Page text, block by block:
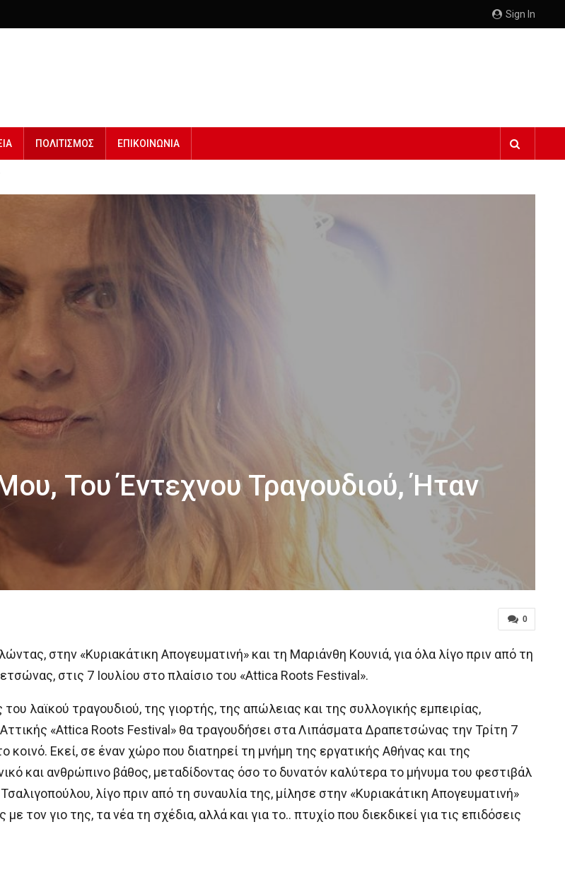
Sign In
ΠΟΛΙΤΙΣΜΟΣ ΕΠΙΚΟΙΝΩΝΙΑ
Του Έντεχνου Τραγουδιού, Ήταν
0
στην «Κυριακάτικη Απογευματινή» και τη Μαριάνθη Κουνιά, για όλα λίγο πριν από τη
στις 7 Ιουλίου στο πλαίσιο του «Attica Roots Festival».
λαϊκού τραγουδιού, της γιορτής, της απώλειας και της συλλογικής εμπειρίας,
«Attica Roots Festival» θα τραγουδήσει στα Λιπάσματα Δραπετσώνας την Τρίτη 7
κοινό. Εκεί, σε έναν χώρο που διατηρεί τη μνήμη της εργατικής Αθήνας και της
και ανθρώπινο βάθος, μεταδίδοντας όσο το δυνατόν καλύτερα το μήνυμα του φεστιβάλ
λίγο πριν από τη συναυλία της, μίλησε στην «Κυριακάτικη Απογευματινή»
τον γιο της, τα νέα τη σχέδια, αλλά και για το.. πτυχίο που διεκδικεί για τις επιδόσεις